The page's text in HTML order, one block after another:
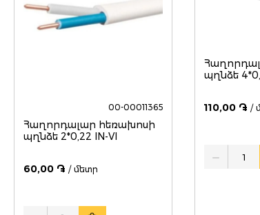
00-00011365
Հաղորդալար հեռախոսի
պղնձե 2*0,22 IN-VI
60,00 ֏ / մետր
պղնձե
110,00 ֏ /